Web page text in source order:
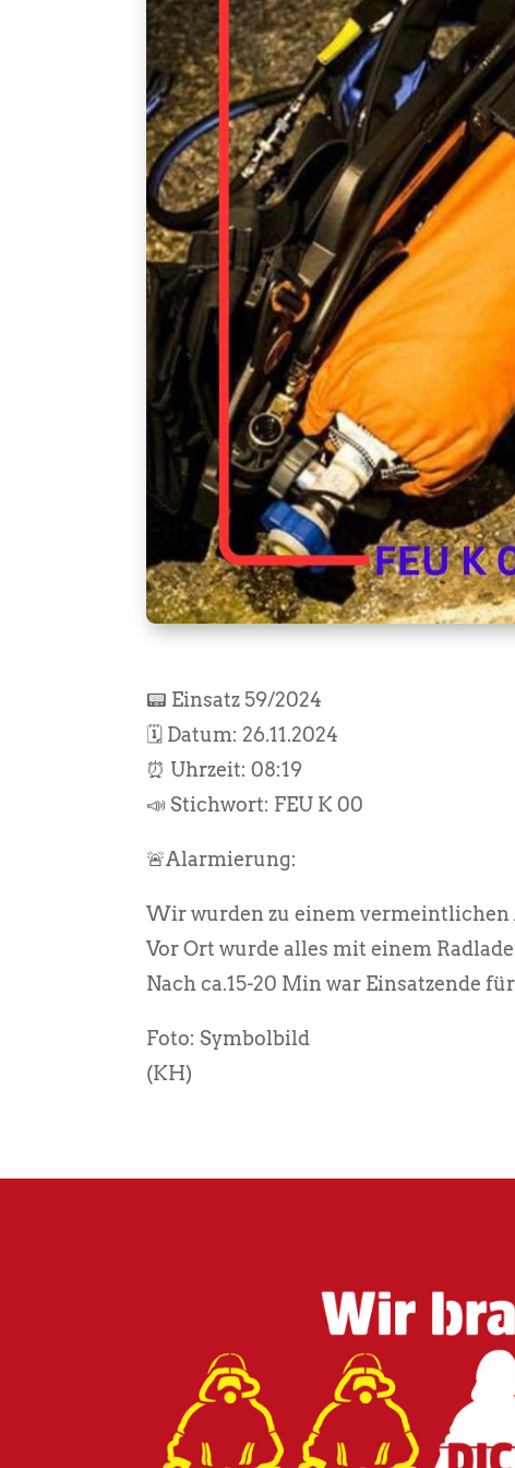
📟 Einsatz 59/2024
🗓️ Datum: 26.11.2024
⏰ Uhrzeit: 08:19
📣 Stichwort: FEU K 00
🚨Alarmierung:
Wir wurden zu einem
Vor Ort wurde alles mit einem
Nach ca.15-20 Min war Einsatzende
Foto: Symbolbild
(KH)